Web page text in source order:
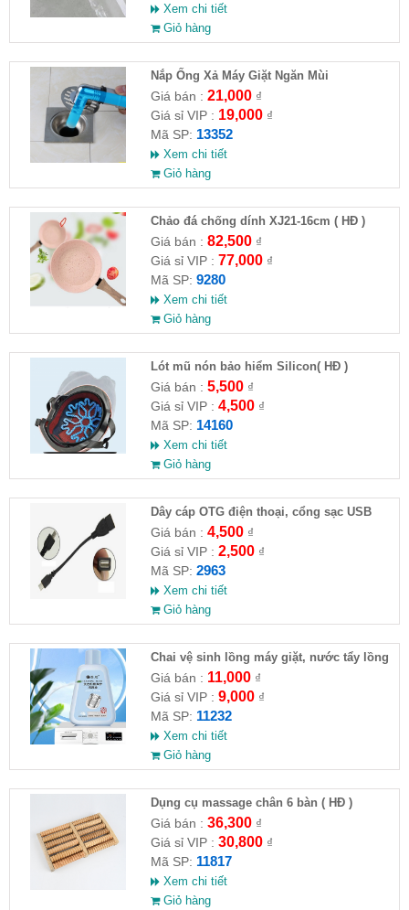
Xem chi tiết
Giỏ hàng
Nắp Ống Xả Máy Giặt Ngăn Mùi
Giá bán : 21,000₫
Giá sỉ VIP : 19,000₫
Mã SP: 13352
Xem chi tiết
Giỏ hàng
Chảo đá chống dính XJ21-16cm ( HĐ )
Giá bán : 82,500₫
Giá sỉ VIP : 77,000₫
Mã SP: 9280
Xem chi tiết
Giỏ hàng
Lót mũ nón bảo hiểm Silicon( HĐ )
Giá bán : 5,500₫
Giá sỉ VIP : 4,500₫
Mã SP: 14160
Xem chi tiết
Giỏ hàng
Dây cáp OTG điện thoại, cổng sạc USB
Giá bán : 4,500₫
Giá sỉ VIP : 2,500₫
Mã SP: 2963
Xem chi tiết
Giỏ hàng
Chai vệ sinh lồng máy giặt, nước tẩy lồng
máy giặt CLEANING FLUID
Giá bán : 11,000₫
Giá sỉ VIP : 9,000₫
Mã SP: 11232
Xem chi tiết
Giỏ hàng
Dụng cụ massage chân 6 bàn ( HĐ )
Giá bán : 36,300₫
Giá sỉ VIP : 30,800₫
Mã SP: 11817
Xem chi tiết
Giỏ hàng